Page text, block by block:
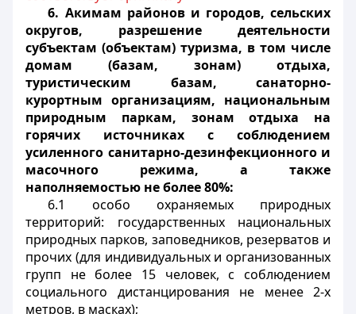
6. Акимам районов и городов, сельских
округов, разрешение деятельности
субъектам (объектам) туризма, в том числе
домам (базам, зонам) отдыха,
туристическим базам, санаторно-
курортным организациям, национальным
природным паркам, зонам отдыха на
горячих источниках с соблюдением
усиленного санитарно-дезинфекционного и
масочного режима, а также
наполняемостью не более 80%:
6.1 особо охраняемых природных
территорий: государственных национальных
природных парков, заповедников, резерватов и
прочих (для индивидуальных и организованных
групп не более 15 человек, с соблюдением
социального дистанцирования не менее 2-х
метров, в масках);